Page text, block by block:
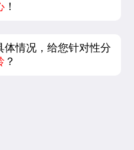
！
体情况，给您针对性分
？